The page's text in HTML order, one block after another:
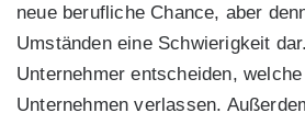
neue berufliche Chance, aber
Umständen eine Schwierigkeit
Unternehmer entscheiden,
Unternehmen verlassen.